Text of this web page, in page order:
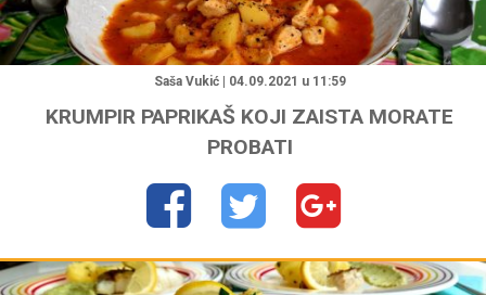
"
Saša Vukić | 04.09.2021 u 11:59
KRUMPIR PAPRIKAŠ KOJI ZAISTA MORATE
PROBATI